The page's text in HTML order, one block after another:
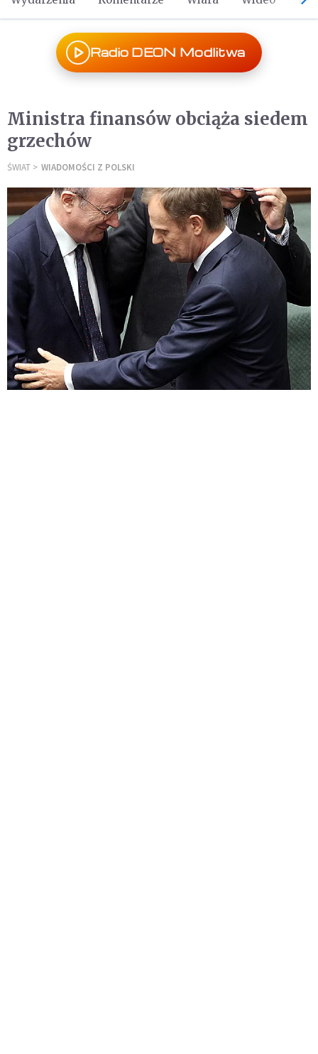
Radio DEON Modlitwa
Ministra finansów obciąża siedem
grzechów
ŚWIAT WIADOMOŚCI Z POLSKI